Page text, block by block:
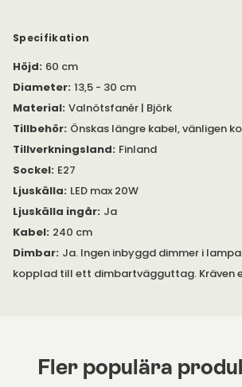
spegel eller 12 V i Secto lamporna är
överhettning. Det måste finnas minst 15
och skärmen för att tillåta luft att cirkulera
Specifikation
Höjd: 60 cm
Diameter: 13,5 - 30 cm
Material: Valnötsfanér | Björk
Tillbehör: Önskas längre kabel, vänligen
Tillverkningsland: Finland
Sockel: E27
Ljuskälla: LED max 20W
Ljuskälla ingår: Ja
Kabel: 240 cm
Dimbar: Ja. Ingen inbyggd dimmer i
kopplad till ett dimbartvägguttag. Kräven
Fler populära